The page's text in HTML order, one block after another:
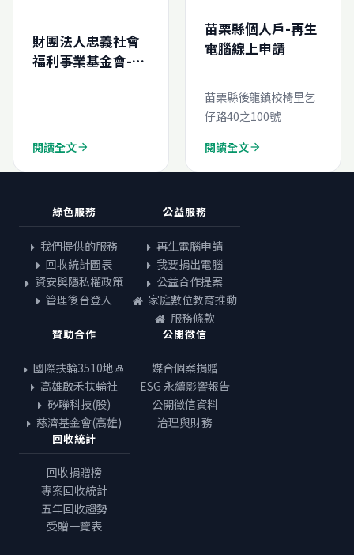
財團法人忠義社會
福利事業基金會-再
0)
閱讀全文arrow_forward
苗栗縣個人戶-再生
電腦線上申請
苗栗縣後龍鎮校椅里乞
仔路40之100號
閱讀全文arrow_forward
綠色服務
我們提供的服務
回收統計圖表
資安與隱私權政策
管理後台登入
公益服務
再生電腦申請
我要捐出電腦
公益合作提案
家庭數位教育推動
服務條款
贊助合作
國際扶輪3510地區
高雄啟禾扶輪社
矽聯科技(股)
慈濟基金會(高雄)
公開徵信
媒合個案捐贈
ESG 永續影響報告
公開徵信資料
治理與財務
回收統計
回收捐贈榜
專案回收統計
五年回收趨勢
受贈一覽表